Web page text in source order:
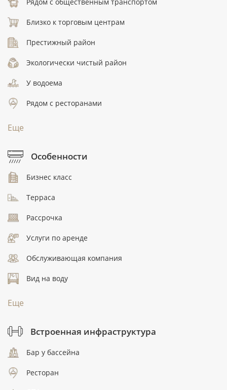
Близко к торговым центрам
Престижный район
Экологически чистый район
У водоема
Рядом с ресторанами
Еще
Особенности
Бизнес класс
Терраса
Рассрочка
Услуги по аренде
Обслуживающая компания
Вид на воду
Еще
Встроенная инфраструктура
Бар у бассейна
Ресторан